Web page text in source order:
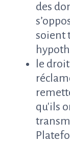
des
soient
le
qu'ils